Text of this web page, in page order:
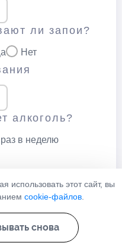
ли запои?
Нет
алкоголь?
в неделю
сполитикой
использовать этот сайт, вы
cookie-файлов
снова